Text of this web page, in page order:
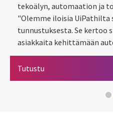
tekoälyn, automaation ja
"Olemme iloisia UiPathilta
tunnustuksesta. Se
asiakkaita kehittämään
Tutustu CGI nimetty